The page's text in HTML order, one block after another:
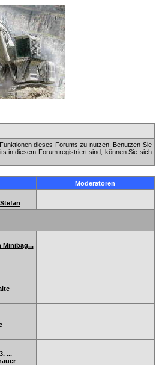
dieses Forums zu nutzen. Benutzen Sie
in diesem Forum registriert sind, können Sie sich
Moderatoren
Minibag...
...